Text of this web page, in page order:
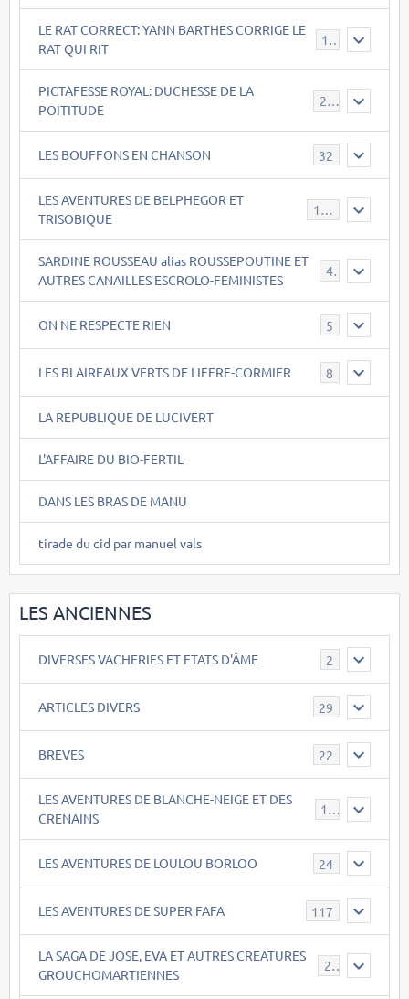
LE RAT CORRECT: YANN BARTHES CORRIGE LE
RAT QUI RIT
15
PICTAFESSE ROYAL: DUCHESSE DE LA
POITITUDE
23
LES BOUFFONS EN CHANSON 32
LES AVENTURES DE BELPHEGOR ET
TRISOBIQUE
147
SARDINE ROUSSEAU alias ROUSSEPOUTINE ET
AUTRES CANAILLES ESCROLO-FEMINISTES
40
ON NE RESPECTE RIEN 5
LES BLAIREAUX VERTS DE LIFFRE-CORMIER 8
LA REPUBLIQUE DE LUCIVERT
L'AFFAIRE DU BIO-FERTIL
DANS LES BRAS DE MANU
tirade du cid par manuel vals
LES ANCIENNES
DIVERSES VACHERIES ET ETATS D'ÂME 2
ARTICLES DIVERS 29
BREVES 22
LES AVENTURES DE BLANCHE-NEIGE ET DES
CRENAINS
17
LES AVENTURES DE LOULOU BORLOO 24
LES AVENTURES DE SUPER FAFA 117
LA SAGA DE JOSE, EVA ET AUTRES CREATURES
GROUCHOMARTIENNES
26